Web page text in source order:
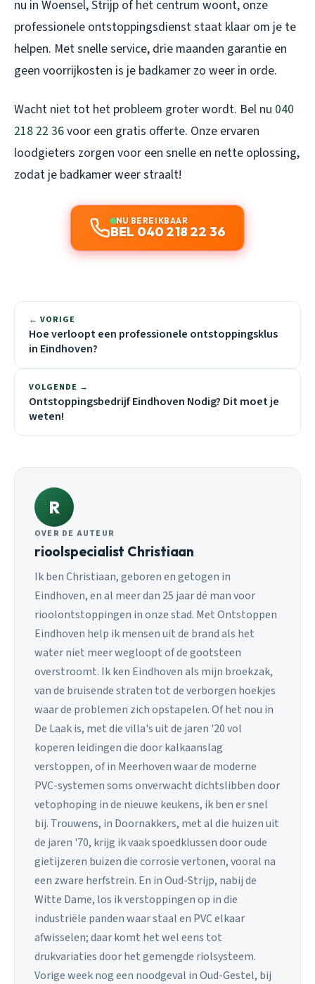
nu in Woensel, Strijp of het centrum woont, onze
professionele ontstoppingsdienst staat klaar om je te
helpen. Met snelle service, drie maanden garantie en
geen voorrijkosten is je badkamer zo weer in orde.
Wacht niet tot het probleem groter wordt. Bel nu 040
218 22 36voor een gratis offerte. Onze ervaren
loodgieters zorgen voor een snelle en nette oplossing,
zodat je badkamer weer straalt!
NU BEREIKBAAR
BEL 040 218 22 36
← VORIGE
Hoe verloopt een professionele ontstoppingsklus
in Eindhoven?
VOLGENDE →
Ontstoppingsbedrijf Eindhoven Nodig? Dit moet je
weten!
R
OVER DE AUTEUR
rioolspecialist Christiaan
Ik ben Christiaan, geboren en getogen in
Eindhoven, en al meer dan 25 jaar dé man voor
rioolontstoppingen in onze stad. Met Ontstoppen
Eindhoven help ik mensen uit de brand als het
water niet meer wegloopt of de gootsteen
overstroomt. Ik ken Eindhoven als mijn broekzak,
van de bruisende straten tot de verborgen hoekjes
waar de problemen zich opstapelen. Of het nou in
De Laak is, met die villa's uit de jaren '20 vol
koperen leidingen die door kalkaanslag
verstoppen, of in Meerhoven waar de moderne
PVC-systemen soms onverwacht dichtslibben door
vetophoping in de nieuwe keukens, ik ben er snel
bij. Trouwens, in Doornakkers, met al die huizen uit
de jaren '70, krijg ik vaak spoedklussen door oude
gietijzeren buizen die corrosie vertonen, vooral na
een zware herfstrein. En in Oud-Strijp, nabij de
Witte Dame, los ik verstoppingen op in die
industriële panden waar staal en PVC elkaar
afwisselen; daar komt het wel eens tot
drukvariaties door het gemengde riolsysteem.
Vorige week nog een noodgeval in Oud-Gestel, bij